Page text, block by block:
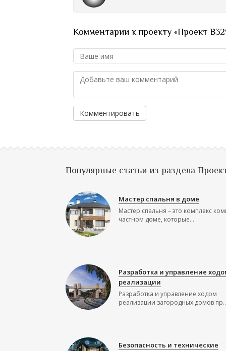
Комментарии к проекту «Проект
Комментировать
Популярные статьи из раздела
Мастер спальня в доме
Мастер спальня – это комплекс
частном доме, которые...
Разработка и управление
реализации
Разработка и управление ходом
реализации загородных домов
Безопасность и технические